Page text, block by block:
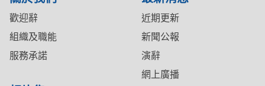
歡迎辭
組織及職能
服務承諾
近期更新
新聞公報
演辭
網上廣播